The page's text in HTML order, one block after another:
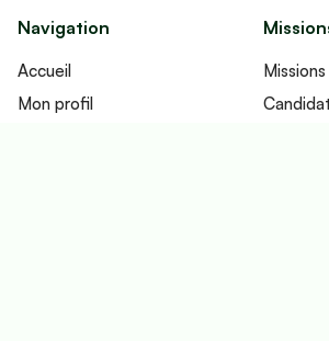
Navigation
Accueil
Mon profil
Missions